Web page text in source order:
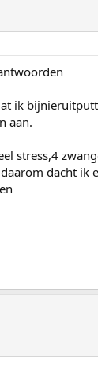
ik
aan.
stress,4
dacht ik